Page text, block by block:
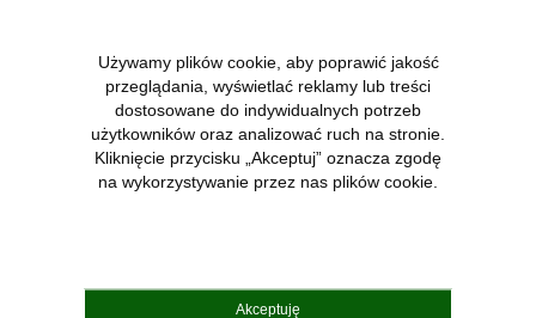
Osłony klimatyzatorów
Laboratoria Przyszłości
Nietypowe realizacje
Wietrzenie magazynu
Używamy plików cookie, aby poprawić jakość
przeglądania, wyświetlać reklamy lub treści
dostosowane do indywidualnych potrzeb
użytkowników oraz analizować ruch na stronie.
Kliknięcie przycisku „Akceptuj” oznacza zgodę
na wykorzystywanie przez nas plików cookie.
Akceptuję